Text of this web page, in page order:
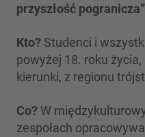
przyszłość
Kto? Studenci i
powyżej 18. roku
kierunki, z regionu
Co? W
zespołach